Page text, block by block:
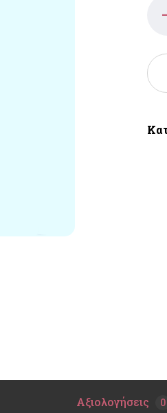
Αξιολογήσεις 0